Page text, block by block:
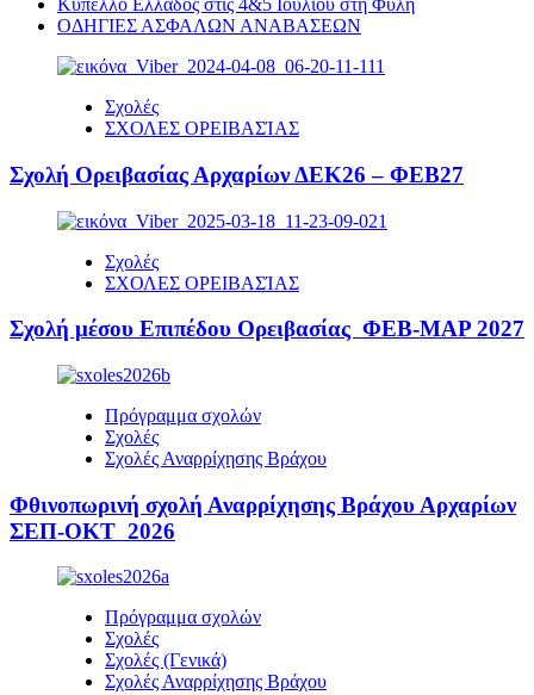
Κύπελλο Ελλάδος στις 4&5 Ιουλίου στη Φυλή
ΟΔΗΓΙΕΣ ΑΣΦΑΛΩΝ ΑΝΑΒΑΣΕΩΝ
Σχολές
ΣΧΟΛΕΣ ΟΡΕΙΒΑΣΊΑΣ
Σχολή Ορειβασίας Αρχαρίων ΔΕΚ26 – ΦΕΒ27
Σχολές
ΣΧΟΛΕΣ ΟΡΕΙΒΑΣΊΑΣ
Σχολή μέσου Επιπέδου Ορειβασίας ΦΕΒ-ΜΑΡ 2027
Πρόγραμμα σχολών
Σχολές
Σχολές Αναρρίχησης Βράχου
Φθινοπωρινή σχολή Αναρρίχησης Βράχου Αρχαρίων
ΣΕΠ-ΟΚΤ 2026
Πρόγραμμα σχολών
Σχολές
Σχολές (Γενικά)
Σχολές Αναρρίχησης Βράχου